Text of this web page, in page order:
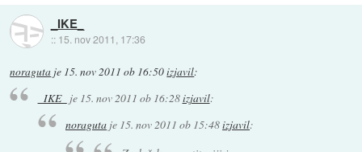
_IKE_
:: 15. nov 2011, 17:36
noraguta je 15. nov 2011 ob 16:50izjavil:
_IKE_ je 15. nov 2011 ob 16:28izjavil:
noraguta je 15. nov 2011 ob 15:48izjavil: